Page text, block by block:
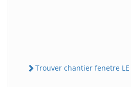
Trouver chantier fenetre LE